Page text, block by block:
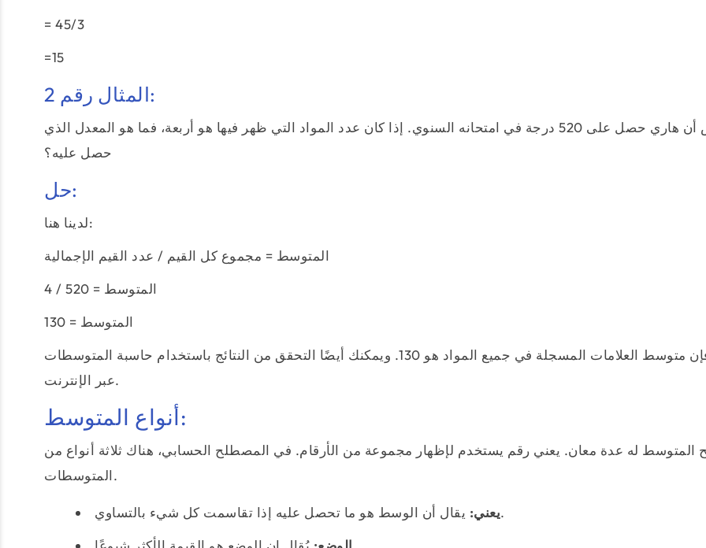
= 45/3
=15
المثال رقم 2:
افترض أن هاري حصل على 520 درجة في امتحانه السنوي. إذا كان عدد المواد التي ظهر فيها هو أربعة، فما هو المعدل الذي
حصل عليه؟
حل:
لدينا هنا:
المتوسط = مجموع كل القيم / عدد القيم الإجمالية
المتوسط = 520 / 4
المتوسط = 130
ولذلك فإن متوسط العلامات المسجلة في جميع المواد هو 130. ويمكنك أيضًا التحقق من النتائج باستخدام حاسبة المتوسطات
عبر الإنترنت.
أنواع المتوسط:
له عدة معان. يعني رقم يستخدم لإظهار مجموعة من الأرقام. في المصطلح الحسابي، هناك ثلاثة أنواع من
المتوسطات.
يعني:يقال أن الوسط هو ما تحصل عليه إذا تقاسمت كل شيء بالتساوي.